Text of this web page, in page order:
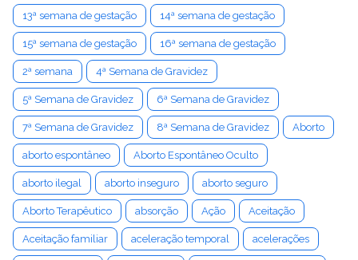
13ª semana de gestação 14ª semana de gestação
15ª semana de gestação 16ª semana de gestação
2ª semana 4ª Semana de Gravidez
5ª Semana de Gravidez 6ª Semana de Gravidez
7ª Semana de Gravidez 8ª Semana de Gravidez Aborto
aborto espontâneo Aborto Espontâneo Oculto
aborto ilegal aborto inseguro aborto seguro
Aborto Terapêutico absorção Ação Aceitação
Aceitação familiar aceleração temporal acelerações